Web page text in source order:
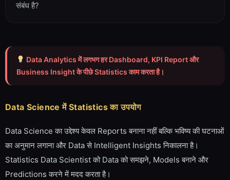
संबंध है?
Data Analytics में लगभग हर Dashboard, KPI Report और
Business Insight के पीछे Statistics काम करता है।
Data Science में Statistics का उपयोग
Data Science का उद्देश्य केवल Reports बनाना नहीं बल्कि भविष्य की घटनाओं
का अनुमान लगाना और Data से Intelligent Insights निकालना है।
Statistics Data Scientist को Data को समझने, Models बनाने और
Predictions करने में मदद करता है।